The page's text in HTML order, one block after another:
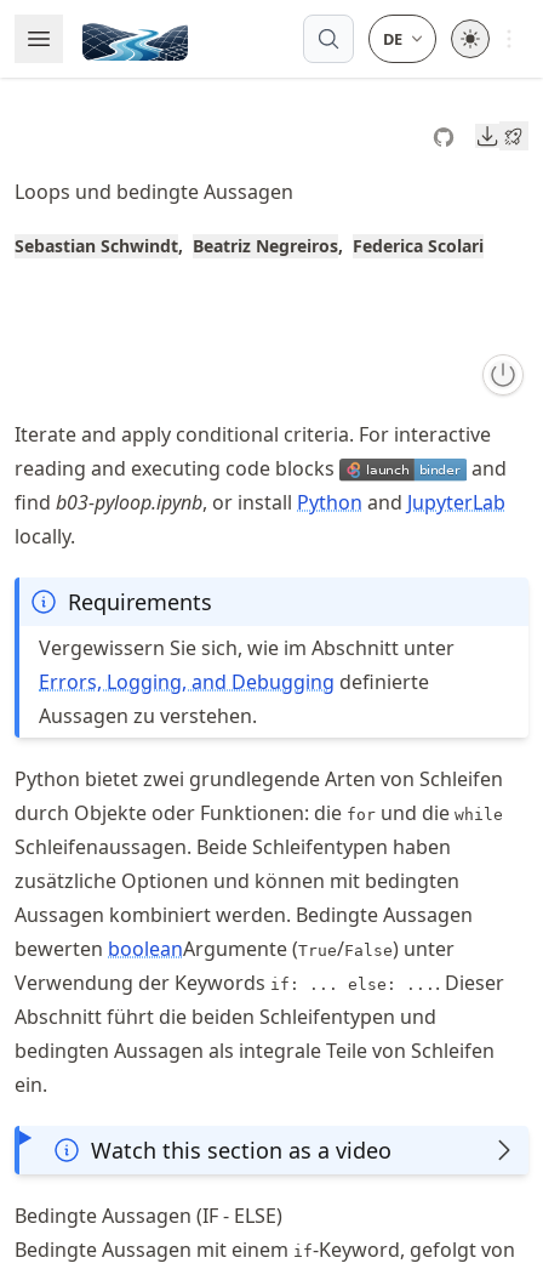
to
article
to
article
content
Open Menu
Made with MyST
Open
Loops und bedingte Aussagen
Sebastian Schwindt Beatriz Negreiros Federica Scolari
Iterate and apply conditional criteria. For interactive
reading and executing code blocks
and
find b03-pyloop.ipynb, or install Python and JupyterLab
locally.
Requirements
Vergewissern Sie sich, wie im Abschnitt unter
Errors, Logging, and Debugging definierte
Aussagen zu verstehen.
Python bietet zwei grundlegende Arten von Schleifen
durch Objekte oder Funktionen: die for und die while
Schleifenaussagen. Beide Schleifentypen haben
zusätzliche Optionen und können mit bedingten
Aussagen kombiniert werden. Bedingte Aussagen
bewerten booleanArgumente (True/False) unter
Verwendung der Keywords if: ... else: ... . Dieser
Abschnitt führt die beiden Schleifentypen und
bedingten Aussagen als integrale Teile von Schleifen
ein.
Watch this section as a video
Bedingte Aussagen (IF - ELSE)
Bedingte Aussagen mit einem if-Keyword, gefolgt von